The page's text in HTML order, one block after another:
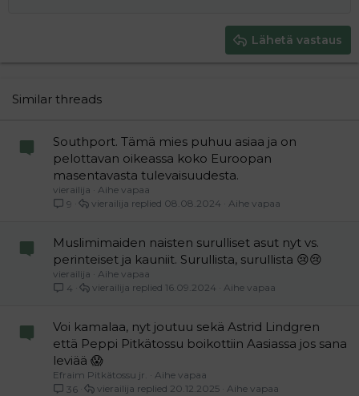
26
Lähetä vastaus
Similar threads
Southport. Tämä mies puhuu asiaa ja on
pelottavan oikeassa koko Euroopan
masentavasta tulevaisuudesta.
vierailija
Aihe vapaa
9
Aihe vapaa
08.08.2024
vierailija
Muslimimaiden naisten surulliset asut nyt vs.
perinteiset ja kauniit. Surullista, surullista 😢😢
vierailija
Aihe vapaa
4
Aihe vapaa
16.09.2024
vierailija
Voi kamalaa, nyt joutuu sekä Astrid Lindgren
että Peppi Pitkätossu boikottiin Aasiassa jos sana
leviää 😱
Efraim Pitkätossu jr.
Aihe vapaa
36
Aihe vapaa
20.12.2025
vierailija